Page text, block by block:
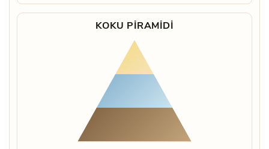
KOKU PIRAMIDI